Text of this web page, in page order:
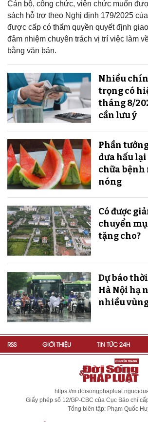
Cán bộ, công chức, viên chức muốn
sách hỗ trợ theo Nghị định 179/2025
được cấp có thẩm quyền quyết định
đảm nhiệm chuyên trách vị trí việc làm
bằng văn bản.
Nhiều
trọng có
tháng 8/
cần lưu ý
Phần
dưa hấu
chữa bệnh
nóng
Có được
chuyển
tặng cho?
Dự báo
Hà Nội hạ
nhiều
RSS GIỚI THIỆU TIN TỨC 24H
https://
Giấy phép số 12/GP-CBC của Cục Báo chí
Tổng biên tập: Phạm Quốc